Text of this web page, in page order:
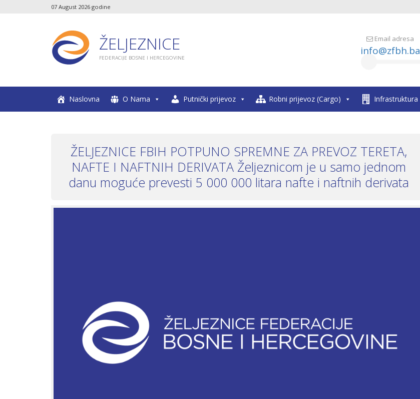
07 August 2026 godine
ŽELJEZNICE
FEDERACIJE BOSNE I HERCEGOVINE
Email adresa
info@zfbh.ba
Naslovna O Nama Putnički prijevoz Robni prijevoz (Cargo) Infrastruktura
ŽELJEZNICE FBIH POTPUNO SPREMNE ZA PREVOZ TERETA,
NAFTE I NAFTNIH DERIVATA Željeznicom je u samo jednom
danu moguće prevesti 5 000 000 litara nafte i naftnih derivata